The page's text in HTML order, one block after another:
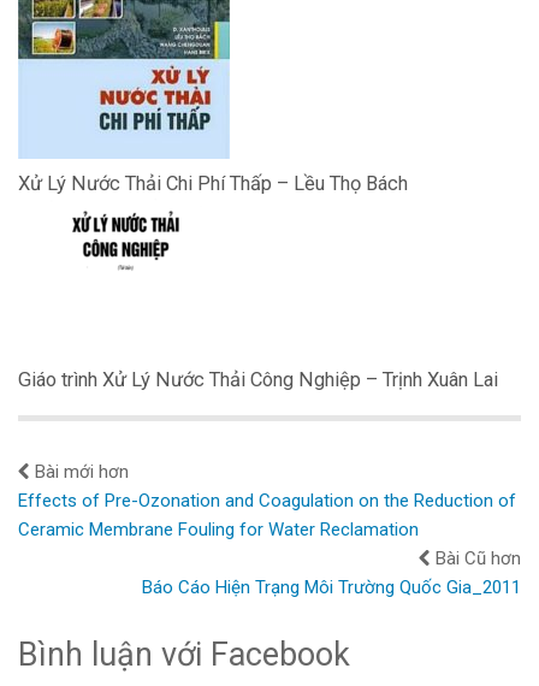
Xử Lý Nước Thải Chi Phí Thấp – Lều Thọ Bách
Giáo trình Xử Lý Nước Thải Công Nghiệp – Trịnh Xuân Lai
Bài mới hơn
Effects of Pre-Ozonation and Coagulation on the Reduction of
Ceramic Membrane Fouling for Water Reclamation
Bài Cũ hơn
Báo Cáo Hiện Trạng Môi Trường Quốc Gia_2011
Bình luận với Facebook